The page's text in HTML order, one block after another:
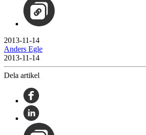
2013-11-14
Anders Egle
2013-11-14
Dela artikel